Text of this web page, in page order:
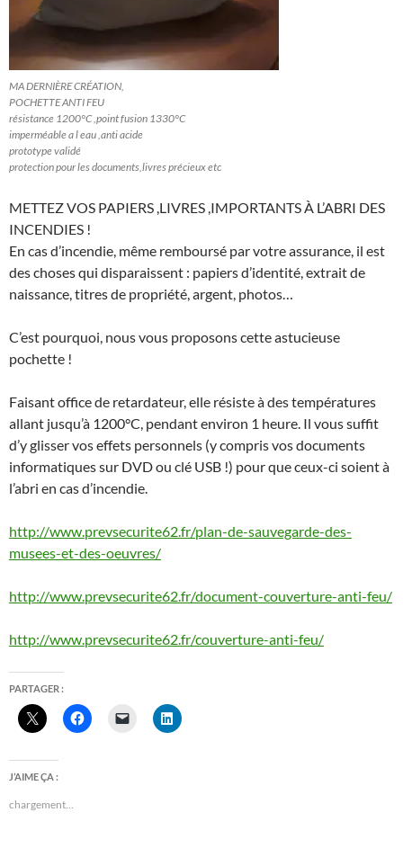
MA DERNIÈRE CRÉATION,
POCHETTE ANTI FEU
résistance 1200°C ,point fusion 1330°C
imperméable a l eau ,anti acide
prototype validé
protection pour les documents,livres précieux etc
METTEZ VOS PAPIERS ,LIVRES ,IMPORTANTS À L’ABRI DES
INCENDIES !
En cas d’incendie, même remboursé par votre assurance, il est
des choses qui disparaissent : papiers d’identité, extrait de
naissance, titres de propriété, argent, photos…
C’est pourquoi, nous vous proposons cette astucieuse
pochette !
Faisant office de retardateur, elle résiste à des températures
allant jusqu’à 1200°C, pendant environ 1 heure. Il vous suffit
d’y glisser vos effets personnels (y compris vos documents
informatiques sur DVD ou clé USB !) pour que ceux-ci soient à
l’abri en cas d’incendie.
http://www.prevsecurite62.fr/plan-de-sauvegarde-des-
musees-et-des-oeuvres/
http://www.prevsecurite62.fr/document-couverture-anti-feu/
http://www.prevsecurite62.fr/couverture-anti-feu/
PARTAGER :
J’AIME ÇA :
chargement…